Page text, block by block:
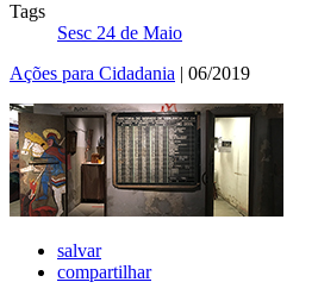
Tags
Sesc 24 de Maio
Ações para Cidadania | 06/2019
salvar
compartilhar